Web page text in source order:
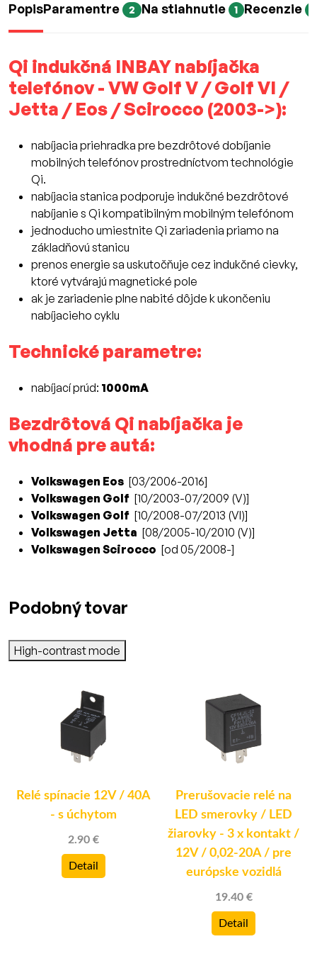
PopisParamentre 2 Na stiahnutie 1 Recenzie
Qi indukčná INBAY nabíjačka
telefónov - VW Golf V / Golf VI /
Jetta / Eos / Scirocco (2003->):
nabíjacia priehradka pre bezdrôtové dobíjanie
mobilných telefónov prostredníctvom technológie
Qi.
nabíjacia stanica podporuje indukčné bezdrôtové
nabíjanie s Qi kompatibilným mobilným telefónom
jednoducho umiestnite Qi zariadenia priamo na
základňovú stanicu
prenos energie sa uskutočňuje cez indukčné cievky,
ktoré vytvárajú magnetické pole
ak je zariadenie plne nabité dôjde k ukončeniu
nabíjacieho cyklu
Technické parametre:
nabíjací prúd: 1000mA
Bezdrôtová Qi nabíjačka je
vhodná pre autá:
Volkswagen Eos [03/2006-2016]
Volkswagen Golf [10/2003-07/2009 (V)]
Volkswagen Golf [10/2008-07/2013 (VI)]
Volkswagen Jetta [08/2005-10/2010 (V)]
Volkswagen Scirocco [od 05/2008-]
Podobný tovar
High-contrast mode
Relé spínacie 12V / 40A
- s úchytom
2.90 €
Detail
Prerušovacie relé na
LED smerovky / LED
žiarovky - 3 x kontakt /
12V / 0,02-20A / pre
európske vozidlá
19.40 €
Detail